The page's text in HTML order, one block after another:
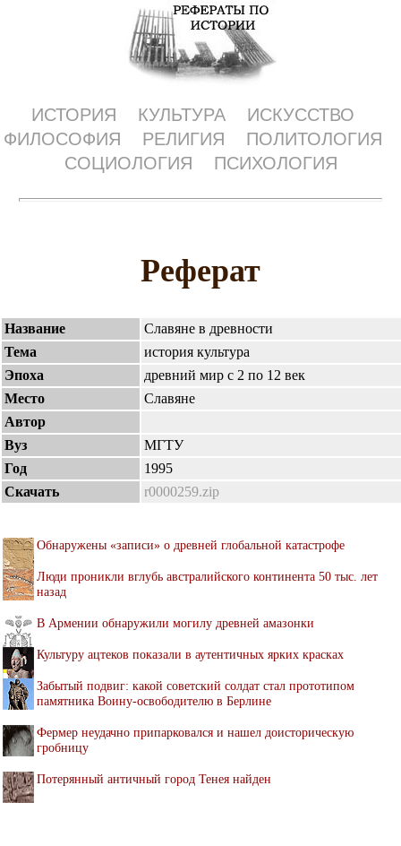
ИСТОРИЯ КУЛЬТУРА
ИСКУССТВО
ФИЛОСОФИЯ
РЕЛИГИЯ
ПОЛИТОЛОГИЯ
СОЦИОЛОГИЯ
ПСИХОЛОГИЯ
Реферат
Название
Славяне в древности
Тема
история культура
Эпоха
древний мир с 2 по 12 век
Место
Славяне
Автор
Вуз
МГТУ
Год
1995
Скачать
r0000259.zip
Обнаружены «записи» о древней глобальной катастрофе
Люди проникли вглубь австралийского континента 50 тыс. лет
назад
В Армении обнаружили могилу древней амазонки
Культуру ацтеков показали в аутентичных ярких красках
Забытый подвиг: какой советский солдат стал прототипом
памятника Воину-освободителю в Берлине
Фермер неудачно припарковался и нашел доисторическую
гробницу
Потерянный античный город Тенея найден